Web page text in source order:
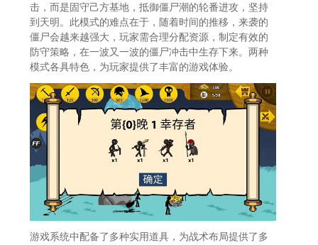
击，而是固守己方基地，抵御僵尸潮的轮番进攻，坚持
到天明。此模式的难点在于，随着时间的推移，来袭的
僵尸会越来越强大，玩家需合理分配资源，制定有效的
防守策略，在一波又一波的僵尸冲击中生存下来。两种
模式各具特色，为玩家提供了丰富的游戏体验。
游戏系统中配备了多种实用道具，为战术布局提供了多